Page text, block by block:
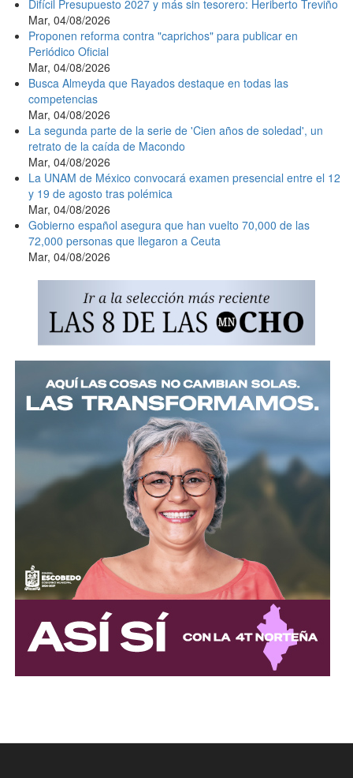
Difícil Presupuesto 2027 y más sin tesorero: Heriberto Treviño
Mar, 04/08/2026
Proponen reforma contra "caprichos" para publicar en
Periódico Oficial
Mar, 04/08/2026
Busca Almeyda que Rayados destaque en todas las
competencias
Mar, 04/08/2026
La segunda parte de la serie de 'Cien años de soledad', un
retrato de la caída de Macondo
Mar, 04/08/2026
La UNAM de México convocará examen presencial entre el 12
y 19 de agosto tras polémica
Mar, 04/08/2026
Gobierno español asegura que han vuelto 70,000 de las
72,000 personas que llegaron a Ceuta
Mar, 04/08/2026